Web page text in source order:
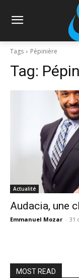
Tags Pépinière
Tag:
Actualité
Audacia, une
Emmanuel Mozar - 31
MOST READ